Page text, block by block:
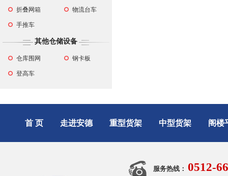
折叠网箱 物流台车
手推车
其他仓储设备
仓库围网 钢卡板
登高车
首 页 走进安德 重型货架 中型货架 阁楼
服务热线： 0512-